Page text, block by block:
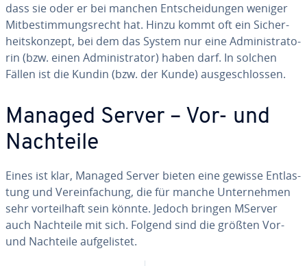
dass sie oder er bei manchen Ent­schei­dun­gen weniger
Mit­be­stim­mungs­recht hat. Hinzu kommt oft ein Si­cher­
heits­kon­zept, bei dem das System nur eine Ad­mi­nis­tra­to­
rin (bzw. einen Ad­mi­nis­tra­tor) haben darf. In solchen
Fällen ist die Kundin (bzw. der Kunde) aus­ge­schlos­sen.
Managed Server – Vor- und
Nachteile
Eines ist klar, Managed Server bieten eine gewisse Ent­las­
tung und Ver­ein­fa­chung, die für manche Un­ter­neh­men
sehr vor­teil­haft sein könnte. Jedoch bringen MServer
auch Nachteile mit sich. Folgend sind die größten Vor-
und Nachteile auf­ge­lis­tet.